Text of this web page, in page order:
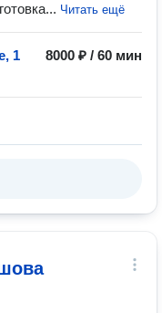
Читать ещё
1
8000 ₽ / 60 мин